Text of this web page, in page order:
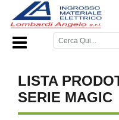
Home Page/Serie Feb//
LISTA
SERIE MAGIC